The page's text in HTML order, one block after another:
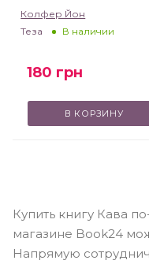
Колфер Йон
Теза
В наличии
180 грн
В КОРЗИНУ
Купить книгу Кава
магазине Book24
Напрямую